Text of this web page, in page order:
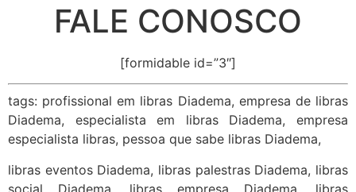
FALE CONOSCO
[formidable id=”3″]
tags: profissional em libras Diadema, empresa de libras
Diadema, especialista em libras Diadema, empresa
especialista libras, pessoa que sabe libras Diadema,
libras eventos Diadema, libras palestras Diadema, libras
social Diadema, libras empresa Diadema, libras